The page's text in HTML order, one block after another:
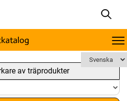
av träprodukter